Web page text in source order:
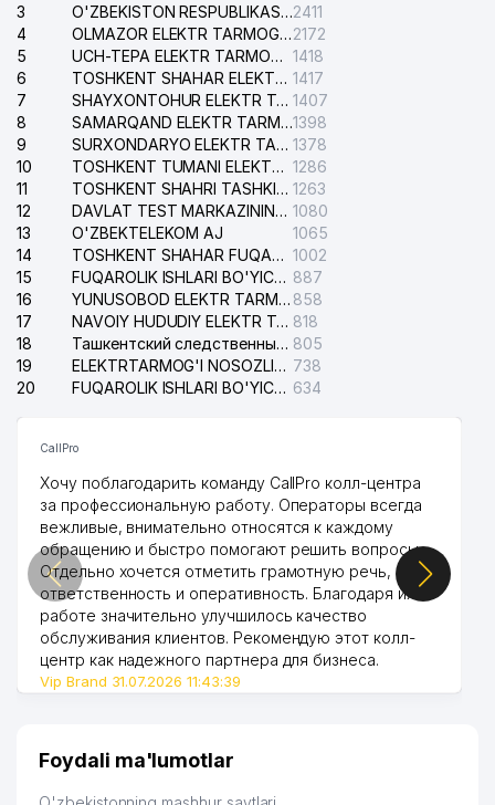
3
O'ZBEKISTON RESPUBLIKASI BOSH PROKURATURASI ISHONCH TELEFONI2411
4
OLMAZOR ELEKTR TARMOG'I NOSOZLIKLARI XIZMATI2172
5
UCH-TEPA ELEKTR TARMOG'I NOSOZLIKLARI XIZMATI 1418
6
TOSHKENT SHAHAR ELEKTR TARMOQLARI KORXONASI AJ 1417
7
SHAYXONTOHUR ELEKTR TARMOG'I NOSOZLIKLARINI TUZATISH XIZMATI 1407
8
SAMARQAND ELEKTR TARMOQLARI AJ1398
9
SURXONDARYO ELEKTR TARMOQLARI AJ 1378
10
TOSHKENT TUMANI ELEKTR TARMOG'I AVARIYA XIZMATI 1286
11
TOSHKENT SHAHRI TASHKILOT TELEFONLARI HAQIDA MA'LUMOT BYUROSI 1263
12
DAVLAT TEST MARKAZINING ISHONCH TELEFONLARI 1080
13
O'ZBEKTELEKOM AJ
1065
14
TOSHKENT SHAHAR FUQAROLIK ISHLARI BO'YICHA SUDI 1002
15
FUQAROLIK ISHLARI BO'YICHA YAKKASAROY TUMANLARARO SUDI 887
16
YUNUSOBOD ELEKTR TARMOG'I NOSOZLIKLARI XIZMATI 858
17
NAVOIY HUDUDIY ELEKTR TARMOQLARI KORXONASI AJ 818
18
Ташкентский следственный изолятор 805
19
ELEKTRTARMOG'I NOSOZLIKLARINI TO'ZATISH SERGELI XIZMATI 738
20
FUQAROLIK ISHLARI BO'YICHA UCH-TEPA TUMANI SUDI 634
CallPro
Хочу поблагодарить команду CallPro колл-центра
за профессиональную работу. Операторы всегда
вежливые, внимательно относятся к каждому
обращению и быстро помогают решить вопросы.
Отдельно хочется отметить грамотную речь,
ответственность и оперативность. Благодаря их
работе значительно улучшилось качество
обслуживания клиентов. Рекомендую этот колл-
центр как надежного партнера для бизнеса.
Vip Brand 31.07.2026 11:43:39
Foydali ma'lumotlar